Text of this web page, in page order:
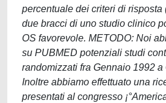
percentuale dei criteri di risposta
due bracci di uno studio clinico
OS favorevole. METODO: Noi
su PUBMED potenziali studi
randomizzati fra Gennaio 1992 a
Inoltre abbiamo effettuato una
presentati al congresso